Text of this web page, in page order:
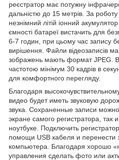
реєстратор має потужну
дальністю до 15 метрів. За роботу
незнімний літій іонний
ємності батареї вистачить для
6-7 годин, при цьому час запису
вирішення. Файли відеозаписів
зображень мають формат JPEG.
частотою мінімум 30 кадрів в
для комфортного перегляду.
Благодаря
видео будет иметь звуковую
звука. Сохраненные записи
экране самого регистратора, так
ноутбуке. Подключить
помощи USB кабеля и перенести
компьютера. Благодаря хорошо
управления сделать фото или